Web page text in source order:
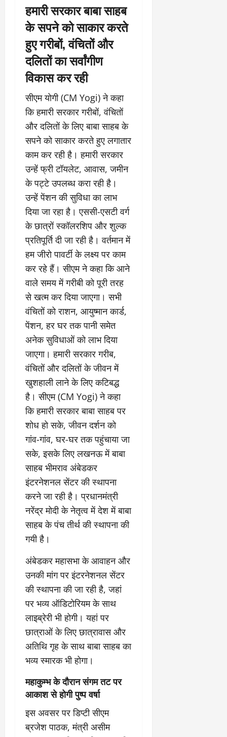
हमारी सरकार बाबा साहब
के सपने को साकार करते
हुए गरीबों, वंचितों और
दलितों का सर्वांगीण
विकास कर रही
सीएम योगी (CM Yogi) ने कहा
कि हमारी सरकार गरीबों, वंचितों
और दलितों के लिए बाबा साहब के
सपने को साकार करते हुए लगातार
काम कर रही है। हमारी सरकार
उन्हें फ्री टॉयलेट, आवास, जमीन
के पट्टे उपलब्ध करा रही है।
उन्हें पेंशन की सुविधा का लाभ
दिया जा रहा है। एससी-एसटी वर्ग
के छात्रों स्कॉलरशिप और शुल्क
प्रतिपूर्ति दी जा रही है। वर्तमान में
हम जीरो पावर्टी के लक्ष्य पर काम
कर रहे हैं। सीएम ने कहा कि आने
वाले समय में गरीबी को पूरी तरह
से खत्म कर दिया जाएगा। सभी
वंचितों को राशन, आयुष्मान कार्ड,
पेंशन, हर घर तक पानी समेत
अनेक सुविधाओं को लाभ दिया
जाएगा। हमारी सरकार गरीब,
वंचितों और दलितों के जीवन में
खुशहाली लाने के लिए कटिबद्ध
है। सीएम (CM Yogi) ने कहा
कि हमारी सरकार बाबा साहब पर
शोध हो सके, जीवन दर्शन को
गांव-गांव, घर-घर तक पहुंचाया जा
सके, इसके लिए लखनऊ में बाबा
साहब भीमराव अंबेडकर
इंटरनेशनल सेंटर की स्थापना
करने जा रही है। प्रधानमंत्री
नरेंद्र मोदी के नेतृत्व में देश में बाबा
साहब के पंच तीर्थ की स्थापना की
गयी है।
अंबेडकर महासभा के आवाहन और
उनकी मांग पर इंटरनेशनल सेंटर
की स्थापना की जा रही है, जहां
पर भव्य ऑडिटोरियम के साथ
लाइब्रेरी भी होगी। यहां पर
छात्राओं के लिए छात्रावास और
अतिथि गृह के साथ बाबा साहब का
भव्य स्मारक भी होगा।
महाकुम्भ के दौरान संगम तट पर
आकाश से होगी पुष्प वर्षा
इस अवसर पर डिप्टी सीएम
ब्रजेश पाठक, मंत्री असीम